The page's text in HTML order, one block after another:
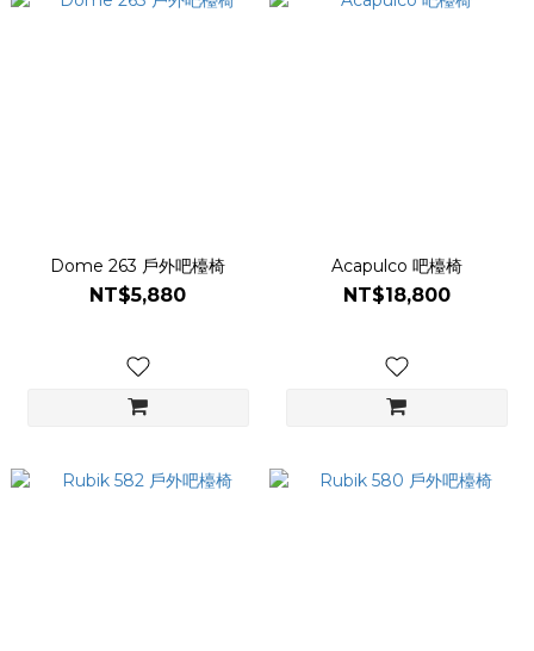
Dome 263 戶外吧檯椅
NT$5,880
Acapulco 吧檯椅
NT$18,800